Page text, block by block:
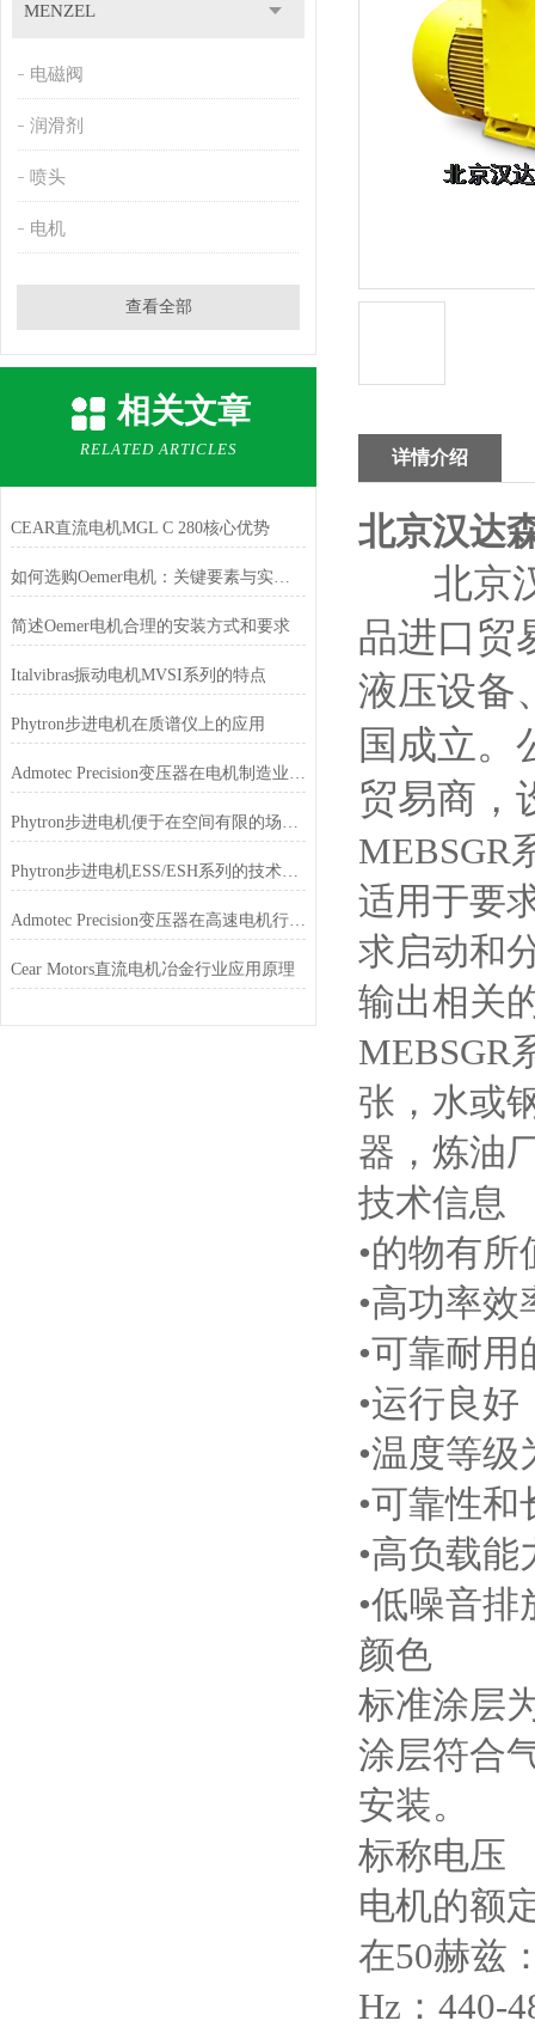
MENZEL
电磁阀
润滑剂
喷头
电机
查看全部
相关文章
RELATED ARTICLES
CEAR直流电机MGL C 280核心优势
如何选购Oemer电机：关键要素与实用建议
简述Oemer电机合理的安装方式和要求
Italvibras振动电机MVSI系列的特点
Phytron步进电机在质谱仪上的应用
Admotec Precision变压器在电机制造业的应用
Phytron步进电机便于在空间有限的场合安装和使用
Phytron步进电机ESS/ESH系列的技术特点
Admotec Precision变压器在高速电机行业的应用特点
Cear Motors直流电机冶金行业应用原理
详情介绍
北京汉达
北京汉
品进口贸
液压设备
国成立。
贸易商，
MEBSGR
适用于要
求启动和
输出相关
MEBSGR
张，水或
器，炼油
技术信息
•的物有所
•高功率
•可靠耐
•运行良
•温度等
•可靠性和
•高负载能
•低噪音排
颜色
标准涂层
涂层符合
安装。
标称电压
电机的额
在50赫兹
Hz：440-